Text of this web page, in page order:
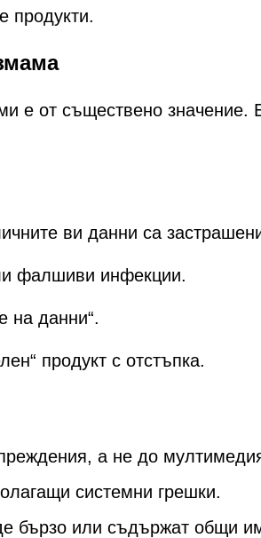
продукти.
е от съществено значение.
ви данни са
фалшиви инфекции.
на данни“.
продукт с отстъпка.
а не до
системни грешки.
бързо или съдържат общи